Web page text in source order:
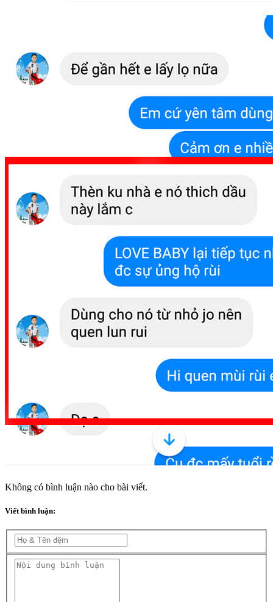
Không có bình luận nào cho bài viết.
Viết bình luận: